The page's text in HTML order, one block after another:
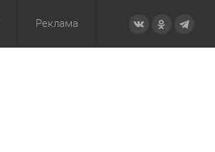
Реклама